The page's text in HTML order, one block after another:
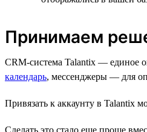
Принимаем
CRM-система Talantix — единое
календарь, мессенджеры — для
Привязать к аккаунту в Talantix
Сделать это стало еще проще